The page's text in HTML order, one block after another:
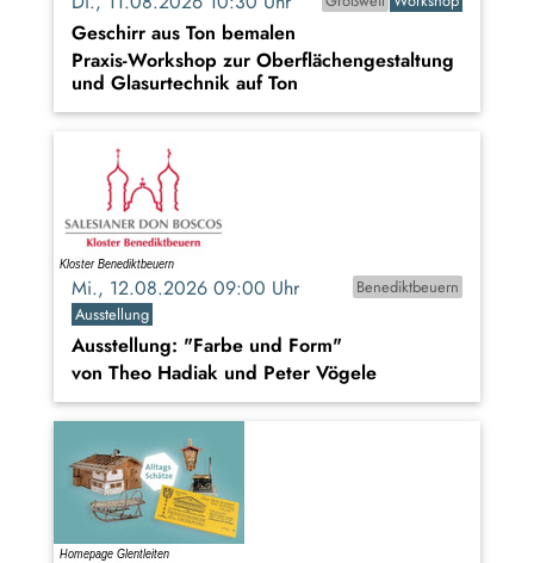
Geschirr aus Ton bemalen
Praxis-Workshop zur Oberflächengestaltung
und Glasurtechnik auf Ton
Mi., 12.08.2026 09:00 Uhr
Benediktbeuern
Ausstellung
Ausstellung: "Farbe und Form"
von Theo Hadiak und Peter Vögele